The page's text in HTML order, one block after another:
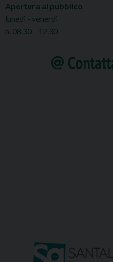
Apertura al pubblico
lunedì - venerdì
h. 08.30 - 12.30